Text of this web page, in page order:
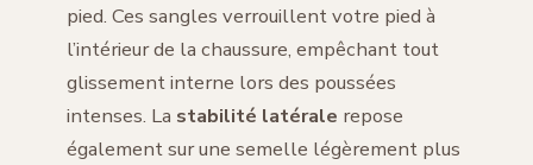
pied. Ces sangles verrouillent votre pied à
l’intérieur de la chaussure, empêchant tout
glissement interne lors des poussées
intenses. La stabilité latérale repose
également sur une semelle légèrement plus